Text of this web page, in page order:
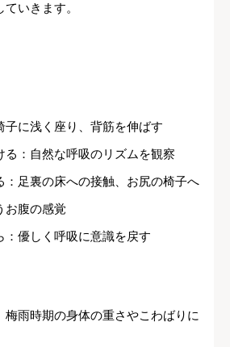
いきます。
に浅く座り、背筋を伸ばす
：自然な呼吸のリズムを観察
足裏の床への接触、お尻の椅子へ
お腹の感覚
優しく呼吸に意識を戻す
梅雨時期の身体の重さやこわばりに